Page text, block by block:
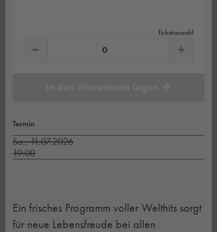
Ticketanzahl
Termin
Sa., 11.07.2026
19:00
Ein frisches Programm voller Welthits sorgt
für neue Lebensfreude bei allen